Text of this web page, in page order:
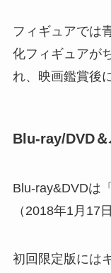
フィギュアでは
化フィギュアが
れ、映画鑑賞後
Blu-ray/DVD＆
Blu-ray&DVDは
（2018年1月17
初回限定版には